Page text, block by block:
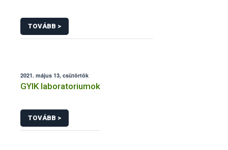
TOVÁBB >
2021. május 13, csütörtök
GYIK laboratoriumok
TOVÁBB >